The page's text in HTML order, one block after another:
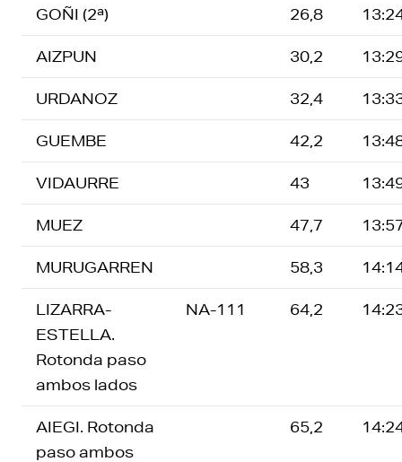
GOÑI (2ª) 26,8
AIZPUN 30,2
URDANOZ 32,4
GUEMBE 42,2
VIDAURRE 43
MUEZ 47,7
MURUGARREN 58,3
LIZARRA-
ESTELLA.
Rotonda paso
ambos lados
NA-111 64,2
AIEGI. Rotonda
paso ambos
65,2